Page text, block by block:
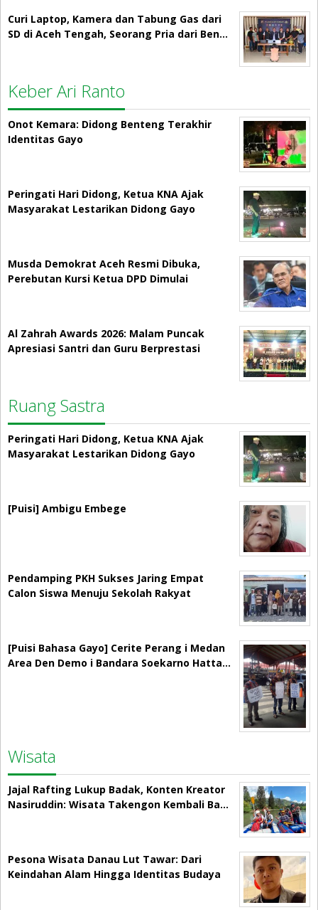
Curi Laptop, Kamera dan Tabung Gas dari
SD di Aceh Tengah, Seorang Pria dari Ben…
Keber Ari Ranto
Onot Kemara: Didong Benteng Terakhir
Identitas Gayo
Peringati Hari Didong, Ketua KNA Ajak
Masyarakat Lestarikan Didong Gayo
Musda Demokrat Aceh Resmi Dibuka,
Perebutan Kursi Ketua DPD Dimulai
Al Zahrah Awards 2026: Malam Puncak
Apresiasi Santri dan Guru Berprestasi
Ruang Sastra
Peringati Hari Didong, Ketua KNA Ajak
Masyarakat Lestarikan Didong Gayo
[Puisi] Ambigu Embege
Pendamping PKH Sukses Jaring Empat
Calon Siswa Menuju Sekolah Rakyat
[Puisi Bahasa Gayo] Cerite Perang i Medan
Area Den Demo i Bandara Soekarno Hatta…
Wisata
Jajal Rafting Lukup Badak, Konten Kreator
Nasiruddin: Wisata Takengon Kembali Ba…
Pesona Wisata Danau Lut Tawar: Dari
Keindahan Alam Hingga Identitas Budaya